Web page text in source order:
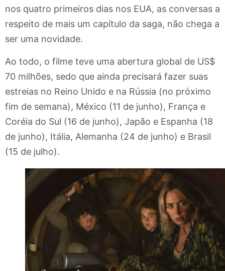
nos quatro primeiros dias nos EUA, as conversas a
respeito de mais um capítulo da saga, não chega a
ser uma novidade.
Ao todo, o filme teve uma abertura global de US$
70 milhões, sedo que ainda precisará fazer suas
estreias no Reino Unido e na Rússia (no próximo
fim de semana), México (11 de junho), França e
Coréia do Sul (16 de junho), Japão e Espanha (18
de junho), Itália, Alemanha (24 de junho) e Brasil
(15 de julho).